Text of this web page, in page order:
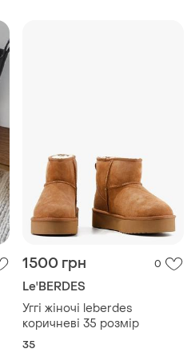
1500 грн 0
Le'BERDES
Уггі жіночі leberdes
коричневі 35 розмір
35